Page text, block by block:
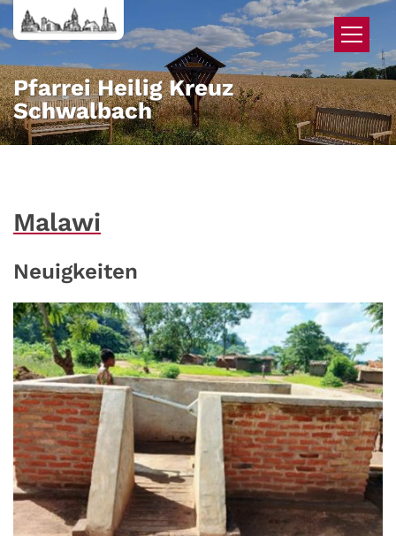
Zum Inhalt springen
Pfarrei Heilig Kreuz
Schwalbach
Malawi
Neuigkeiten